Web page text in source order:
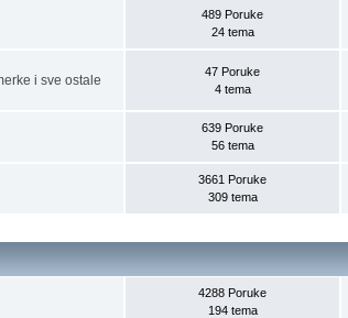
489 Poruke
24 tema
i sve ostale
47 Poruke
4 tema
639 Poruke
56 tema
3661 Poruke
309 tema
4288 Poruke
194 tema